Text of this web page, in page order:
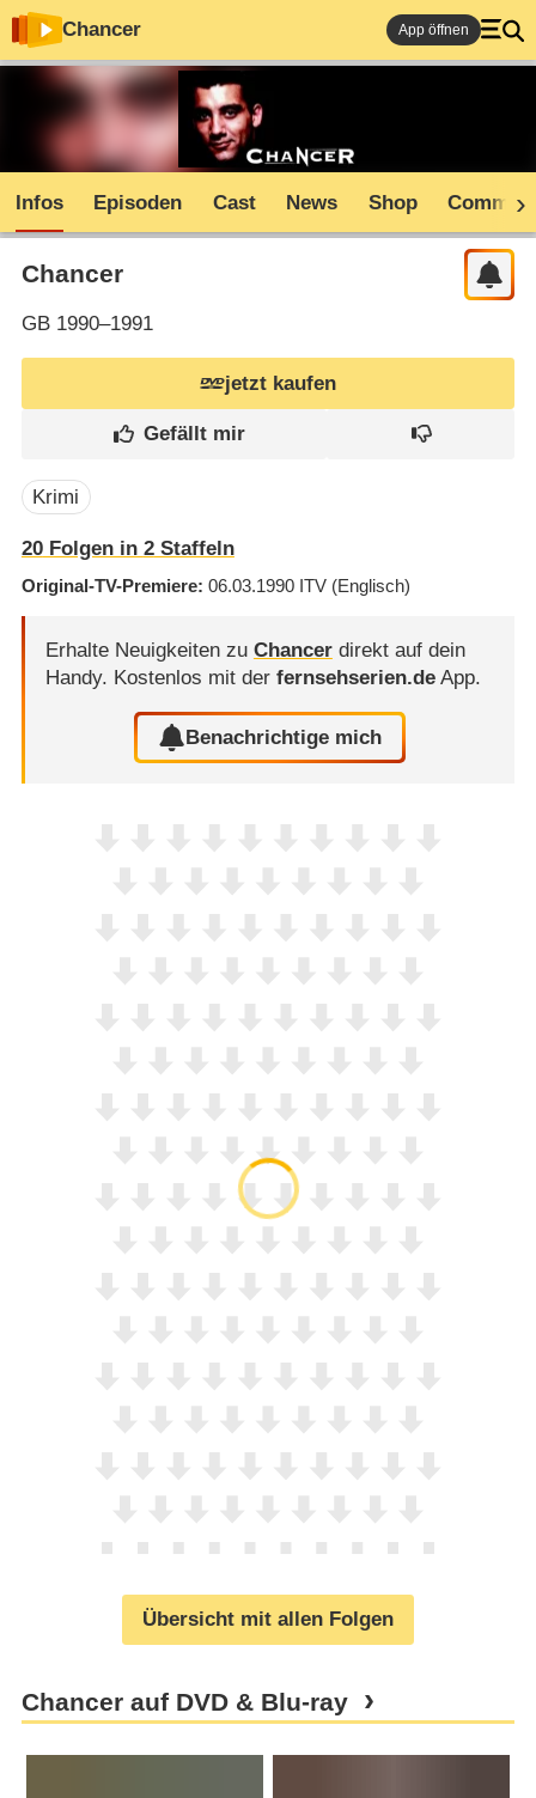
Chancer App öffnen
Infos Episoden Cast News Shop
Chancer
GB1990–1991
jetzt kaufen
Krimi
20Folgen in 2Staffeln
Original-TV-Premiere 06.03.1990 ITV (Englisch)
Erhalte Neuigkeiten zu Chancerdirekt auf dein
Handy. Kostenlos mit der fernsehserien.deApp.
Benachrichtige mich
Übersicht mit allen Folgen
Chancer auf DVD & Blu-ray